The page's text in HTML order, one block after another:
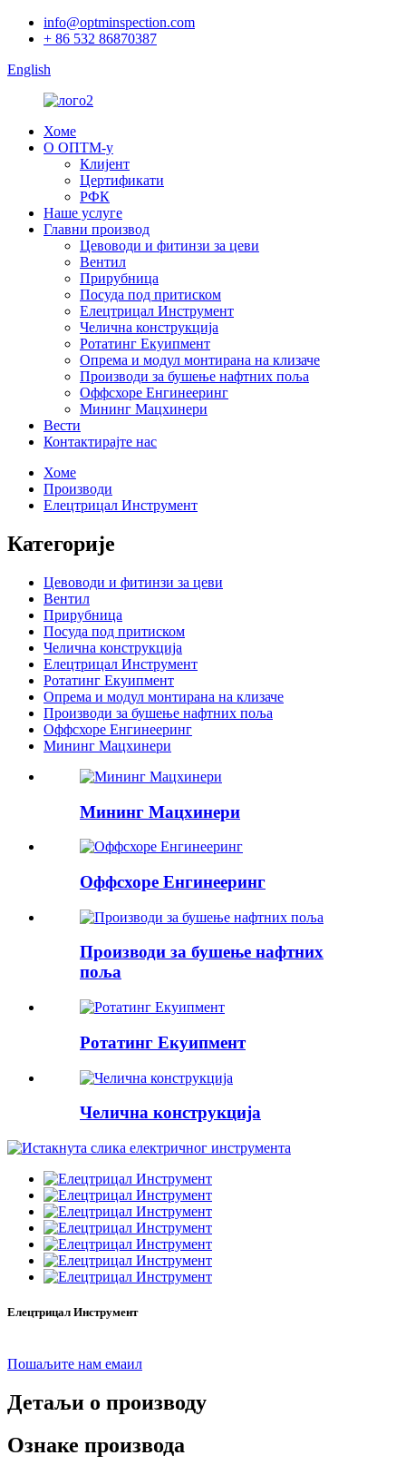
info@optminspection.com
+ 86 532 86870387
English
Хоме
О ОПТМ-у
Клијент
Цертификати
РФК
Наше услуге
Главни производ
Цевоводи и фитинзи за цеви
Вентил
Прирубница
Посуда под притиском
Елецтрицал Инструмент
Челична конструкција
Ротатинг Екуипмент
Опрема и модул монтирана на клизаче
Производи за бушење нафтних поља
Оффсхоре Енгинееринг
Мининг Мацхинери
Вести
Контактирајте нас
Хоме
Производи
Елецтрицал Инструмент
Категорије
Цевоводи и фитинзи за цеви
Вентил
Прирубница
Посуда под притиском
Челична конструкција
Елецтрицал Инструмент
Ротатинг Екуипмент
Опрема и модул монтирана на клизаче
Производи за бушење нафтних поља
Оффсхоре Енгинееринг
Мининг Мацхинери
Мининг Мацхинери
Оффсхоре Енгинееринг
Производи за бушење нафтних
поља
Ротатинг Екуипмент
Челична конструкција
Елецтрицал Инструмент
Пошаљите нам емаил
Детаљи о производу
Ознаке производа